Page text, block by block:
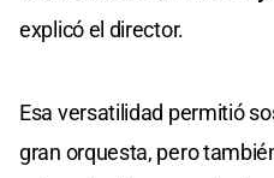
explicó el director.
Esa versatilidad permitió
gran orquesta, pero